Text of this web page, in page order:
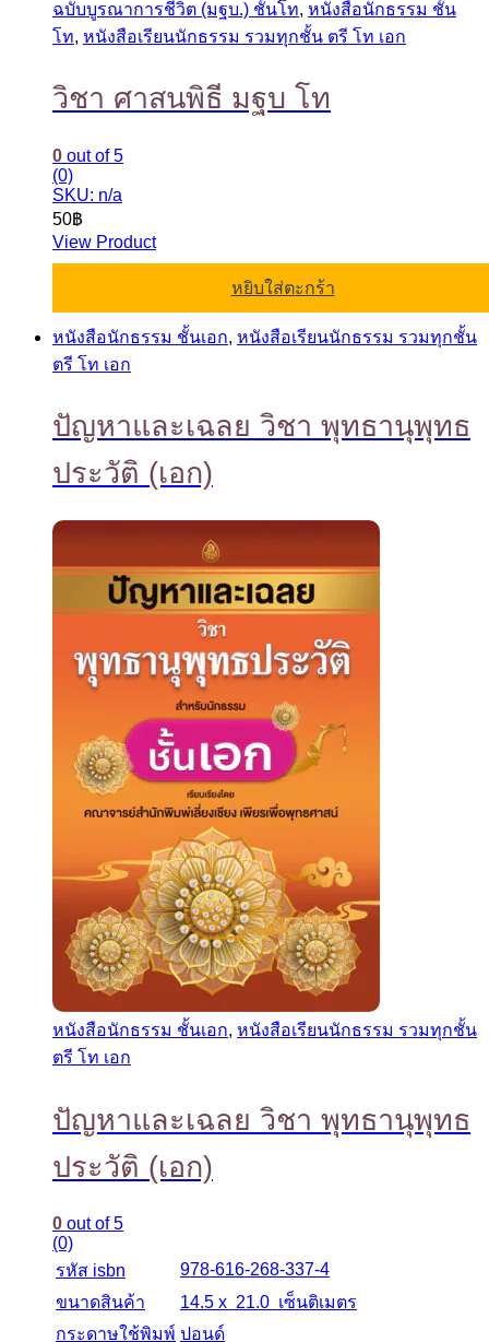
ฉบับบูรณาการชีวิต (มฐบ.) ชั้นโท, หนังสือนักธรรม ชั้น
โท, หนังสือเรียนนักธรรม รวมทุกชั้น ตรี โท เอก
วิชา ศาสนพิธี มฐบ โท
0 out of 5
(0)
SKU: n/a
50฿
View Product
หยิบใส่ตะกร้า
หนังสือนักธรรม ชั้นเอก, หนังสือเรียนนักธรรม รวมทุกชั้น
ตรี โท เอก
ปัญหาและเฉลย วิชา พุทธานุพุทธ
ประวัติ (เอก)
หนังสือนักธรรม ชั้นเอก, หนังสือเรียนนักธรรม รวมทุกชั้น
ตรี โท เอก
ปัญหาและเฉลย วิชา พุทธานุพุทธ
ประวัติ (เอก)
0 out of 5
(0)
รหัส isbn
978-616-268-337-4
ขนาดสินค้า
14.5 x 21.0 เซ็นติเมตร
กระดาษใช้พิมพ์ ปอนด์